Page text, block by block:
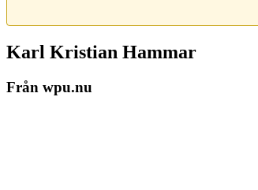
Karl Kristian Hammar
Från wpu.nu